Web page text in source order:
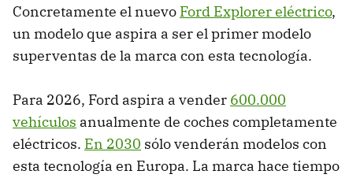
Concretamente el nuevo Ford Explorer eléctrico,
un modelo que aspira a ser el primer modelo
superventas de la marca con esta tecnología.
Para 2026, Ford aspira a vender 600.000
vehículos anualmente de coches completamente
eléctricos. En 2030 sólo venderán modelos con
esta tecnología en Europa. La marca hace tiempo